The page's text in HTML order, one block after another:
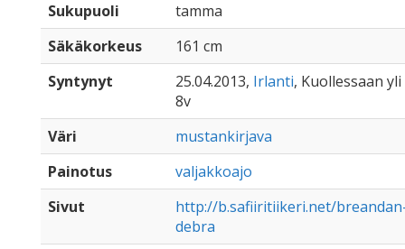
Sukupuoli
tamma
Säkäkorkeus
161 cm
Syntynyt
25.04.2013, Irlanti, Kuollessaan yli
8v
Väri
mustankirjava
Painotus
valjakkoajo
Sivut
http://b.safiiritiikeri.net/
debra